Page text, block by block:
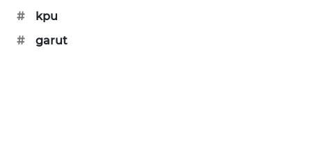
#
kpu
#
garut